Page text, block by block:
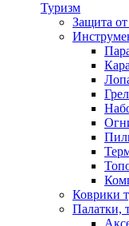
Туризм
Защита
Коврики
Палатки,